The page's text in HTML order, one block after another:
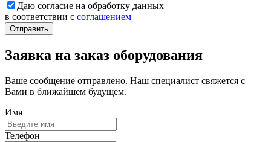
Даю согласие на обработку данных
в соответствии с соглашением
Заявка на заказ оборудования
Ваше сообщение отправлено. Наш специалист свяжется с
Вами в ближайшем будущем.
Имя
Телефон